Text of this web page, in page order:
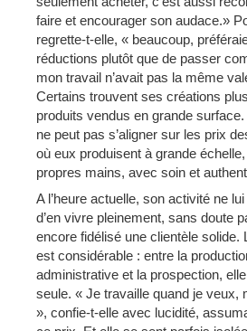
faire et encourager son audace.»
regrette-t-elle, « beaucoup,
réductions plutôt que de passer
mon travail n’avait pas la même
Certains trouvent ses créations
produits vendus en grande
ne peut pas s’aligner sur les prix
où eux produisent à grande
propres mains, avec soin et
A l’heure actuelle, son activité ne
d’en vivre pleinement, sans doute
encore fidélisé une clientèle solide.
est considérable : entre la
administrative et la prospection,
seule. « Je travaille quand je veux,
», confie-t-elle avec lucidité,